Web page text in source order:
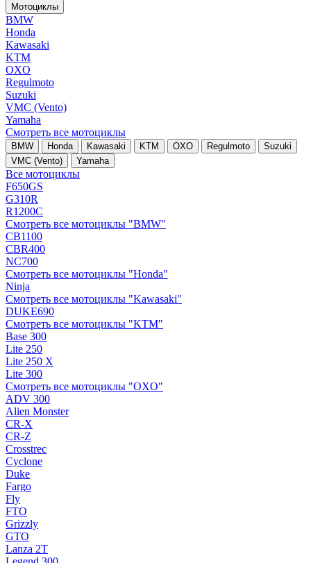
Мотоциклы
BMW
Honda
Kawasaki
KTM
OXO
Regulmoto
Suzuki
VMC (Vento)
Yamaha
Смотреть все мотоциклы
BMW Honda Kawasaki KTM OXO Regulmoto
Suzuki
VMC (Vento)
Yamaha
Все мотоциклы
F650GS
G310R
R1200C
Смотреть все мотоциклы "BMW"
CB1100
CBR400
NC700
Смотреть все мотоциклы "Honda"
Ninja
Смотреть все мотоциклы "Kawasaki"
DUKE690
Смотреть все мотоциклы "KTM"
Base 300
Lite 250
Lite 250 X
Lite 300
Смотреть все мотоциклы "OXO"
ADV 300
Alien Monster
CR-X
CR-Z
Crosstrec
Cyclone
Duke
Fargo
Fly
FTO
Grizzly
GTO
Lanza 2T